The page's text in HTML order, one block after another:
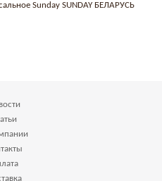
Sunday SUNDAY БЕЛАРУСЬ